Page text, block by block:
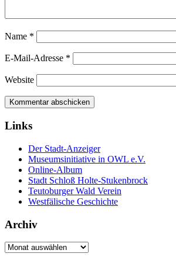
Name *
E-Mail-Adresse *
Website
Links
Der Stadt-Anzeiger
Museumsinitiative in OWL e.V.
Online-Album
Stadt Schloß Holte-Stukenbrock
Teutoburger Wald Verein
Westfälische Geschichte
Archiv
Archiv